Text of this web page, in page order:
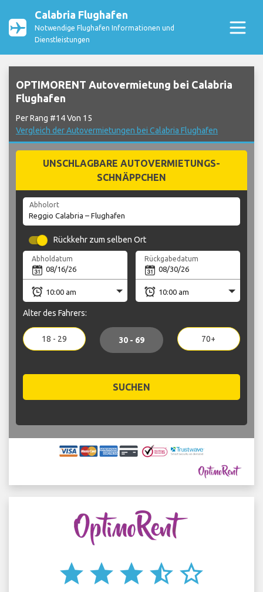
Calabria Flughafen
Notwendige Flughafen Informationen und
Dienstleistungen
OPTIMORENT Autovermietung bei Calabria
Flughafen
Per Rang #14 Von 15
Vergleich der Autovermietungen bei Calabria Flughafen
UNSCHLAGBARE AUTOVERMIETUNGS-
SCHNÄPPCHEN
Abholort
Rückkehr zum selben Ort
Abholdatum Rückgabedatum
Alter des Fahrers:
18 - 29 30 - 69 70+
SUCHEN
star star star star_half star_border